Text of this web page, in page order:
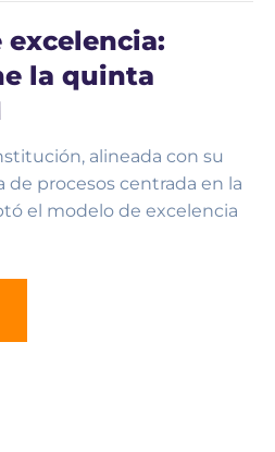
excelencia:
la quinta
alineada con su
procesos centrada en la
el modelo de excelencia